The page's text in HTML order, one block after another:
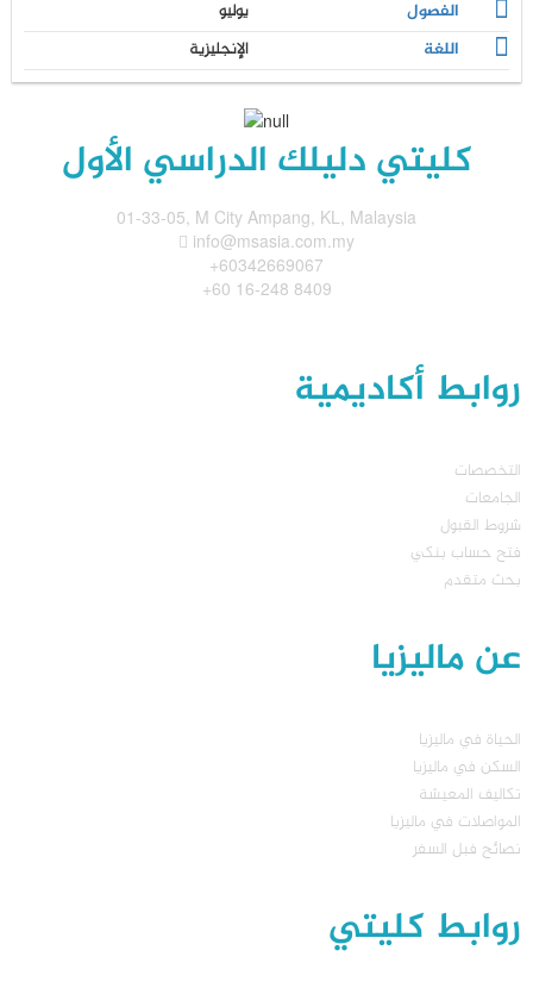
الفصول
يوليو
اللغة
الإنجليزية
كليتي دليلك الدراسي الأول
01-33-05, M City Ampang, KL, Malaysia
info@msasia.com.my
+60342669067
+60 16-248 8409
روابط أكاديمية
التخصصات
الجامعات
شروط القبول
فتح حساب بنكي
بحث متقدم
عن ماليزيا
الحياة في ماليزيا
السكن في ماليزيا
تكاليف المعيشة
المواصلات في ماليزيا
نصائح فبل السفر
روابط كليتي